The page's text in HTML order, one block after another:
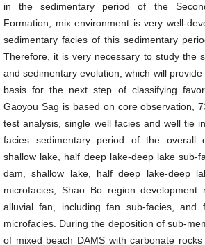
in the sedimentary period of the
Formation, mix environment is very well-
sedimentary facies of this sedimentary
Therefore, it is very necessary to study the
and sedimentary evolution, which will
basis for the next step of classifying
Gaoyou Sag is based on core observation,
test analysis, single well facies and well tie
facies sedimentary period of the overall
shallow lake, half deep lake-deep lake sub-
dam, shallow lake, half deep lake-deep
microfacies, Shao Bo region development
alluvial fan, including fan sub-facies, and
microfacies. During the deposition of sub-
of mixed beach DAMS with carbonate